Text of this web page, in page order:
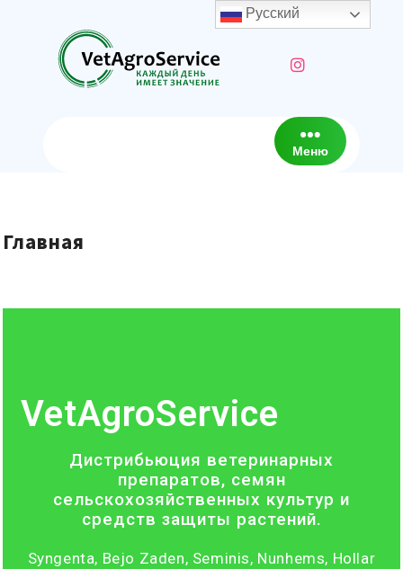
Меню
Главная
VetAgroService
Дистрибьюция ветеринарных
препаратов, семян
сельскохозяйственных культур и
средств защиты растений.
Syngenta, Bejo Zaden, Seminis, Nunhems, Hollar
Русский